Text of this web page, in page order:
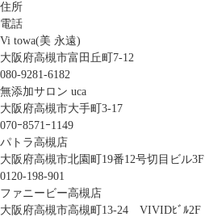
住所
電話
Vi towa(美 永遠)
大阪府高槻市富田丘町7-12
080-9281-6182
無添加サロン uca
大阪府高槻市大手町3-17
070ｰ8571ｰ1149
パトラ高槻店
大阪府高槻市北園町19番12号切目ビル3F
0120-198-901
ファニービー高槻店
大阪府高槻市高槻町13-24 VIVIDﾋﾞﾙ2F